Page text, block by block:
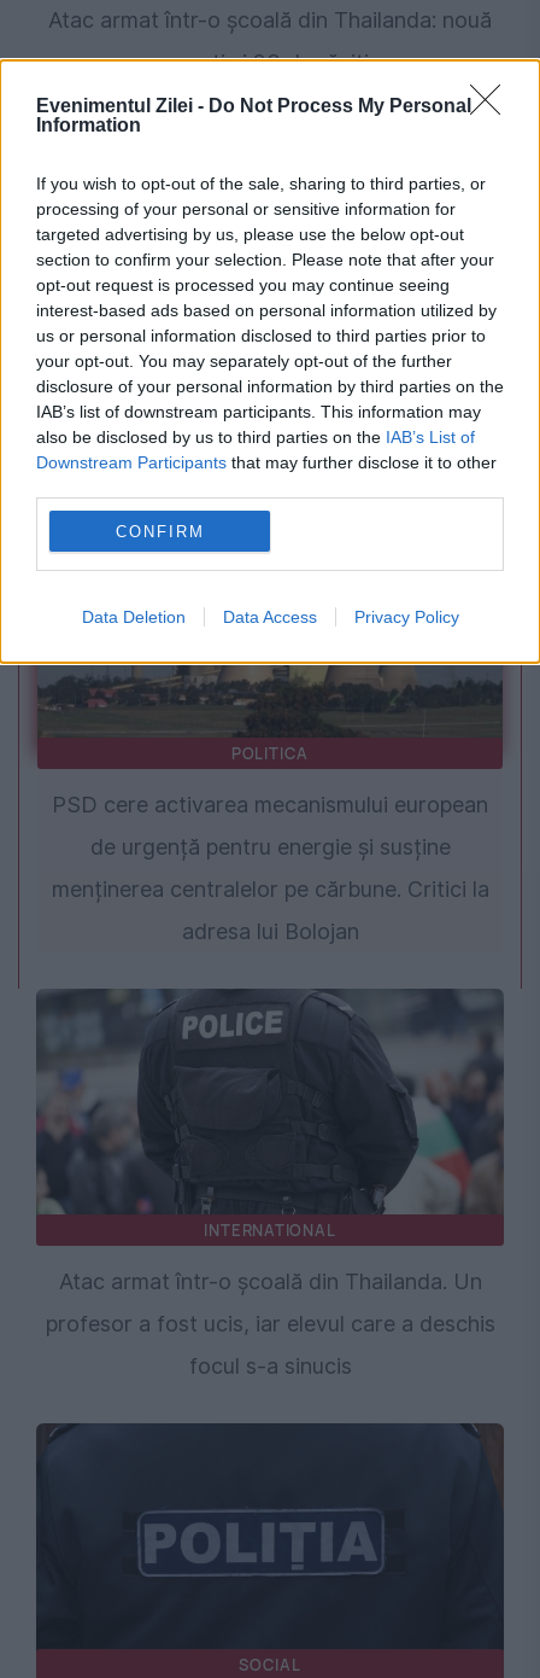
Evenimentul Zilei - Do Not Process My Personal
Information
If you wish to opt-out of the sale, sharing to third parties, or
processing of your personal or sensitive information for
targeted advertising by us, please use the below opt-out
section to confirm your selection. Please note that after your
opt-out request is processed you may continue seeing
interest-based ads based on personal information utilized by
us or personal information disclosed to third parties prior to
your opt-out. You may separately opt-out of the further
disclosure of your personal information by third parties on the
IAB’s list of downstream participants. This information may
also be disclosed by us to third parties on the IAB’s List of
Downstream Participants that may further disclose it to other
CONFIRM
Data Deletion Data Access Privacy Policy
Atac armat într-o școală din Thailanda: nouă
morți și 23 de răniți
SOCIAL
Elevii de liceu vor învăța după reguli noi.
Schimbările care intră în vigoare din toamnă
POLITICA
PSD cere activarea mecanismului european
de urgență pentru energie și susține
menținerea centralelor pe cărbune. Critici la
adresa lui Bolojan
INTERNATIONAL
Atac armat într-o școală din Thailanda. Un
profesor a fost ucis, iar elevul care a deschis
focul s-a sinucis
SOCIAL